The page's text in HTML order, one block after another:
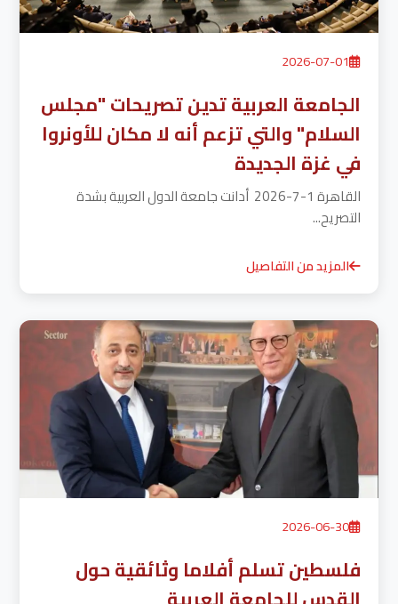
2026-07-01
الجامعة العربية تدين تصريحات "مجلس
السلام" والتي تزعم أنه لا مكان للأونروا
في غزة الجديدة
القاهرة 1-7-2026 أدانت جامعة الدول العربية بشدة
التصريح...
المزيد من التفاصيل
2026-06-30
فلسطين تسلم أفلاما وثائقية حول